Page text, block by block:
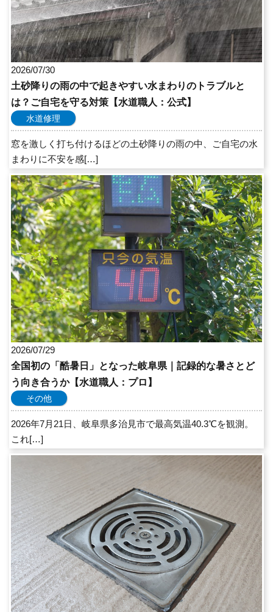
2026/07/30
土砂降りの雨の中で起きやすい水まわりのトラブルと
は？ご自宅を守る対策【水道職人：公式】
水道修理
窓を激しく打ち付けるほどの土砂降りの雨の中、ご自宅の水
まわりに不安を感[…]
2026/07/29
全国初の「酷暑日」となった岐阜県｜記録的な暑さとど
う向き合うか【水道職人：プロ】
その他
2026年7月21日、岐阜県多治見市で最高気温40.3℃を観測。
これ[…]